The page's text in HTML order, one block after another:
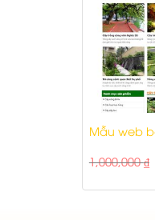
Mẫu web
1,000,000₫